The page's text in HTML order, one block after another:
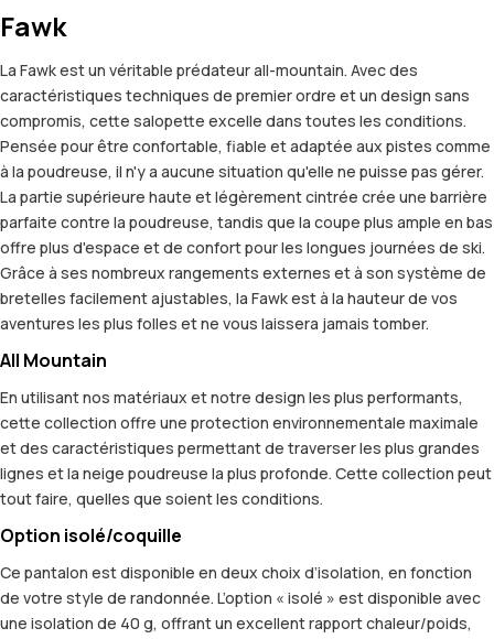
Fawk
La Fawk est un véritable prédateur all-mountain. Avec des
caractéristiques techniques de premier ordre et un design sans
compromis, cette salopette excelle dans toutes les conditions.
Pensée pour être confortable, fiable et adaptée aux pistes comme
à la poudreuse, il n'y a aucune situation qu'elle ne puisse pas gérer.
La partie supérieure haute et légèrement cintrée crée une barrière
parfaite contre la poudreuse, tandis que la coupe plus ample en bas
offre plus d'espace et de confort pour les longues journées de ski.
Grâce à ses nombreux rangements externes et à son système de
bretelles facilement ajustables, la Fawk est à la hauteur de vos
aventures les plus folles et ne vous laissera jamais tomber.
All Mountain
En utilisant nos matériaux et notre design les plus performants,
cette collection offre une protection environnementale maximale
et des caractéristiques permettant de traverser les plus grandes
lignes et la neige poudreuse la plus profonde. Cette collection peut
tout faire, quelles que soient les conditions.
Option isolé/coquille
Ce pantalon est disponible en deux choix d’isolation, en fonction
de votre style de randonnée. L’option « isolé » est disponible avec
une isolation de 40 g, offrant un excellent rapport chaleur/poids,